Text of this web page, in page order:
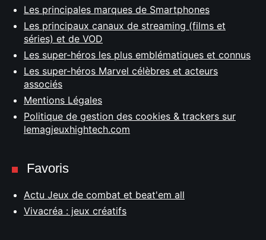
Les principales marques de Smartphones
Les principaux canaux de streaming (films et
séries) et de VOD
Les super-héros les plus emblématiques et connus
Les super-héros Marvel célèbres et acteurs
associés
Mentions Légales
Politique de gestion des cookies & trackers sur
lemagjeuxhightech.com
Favoris
Actu Jeux de combat et beat'em all
Vivacréa : jeux créatifs